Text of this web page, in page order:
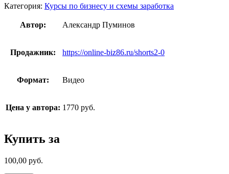
Категория: Курсы по бизнесу и схемы заработка
Автор: Александр Пуминов
Продажник: https://online-biz86.ru/shorts2-0
Формат: Видео
Цена у автора: 1770 руб.
Купить за
100,00 руб.